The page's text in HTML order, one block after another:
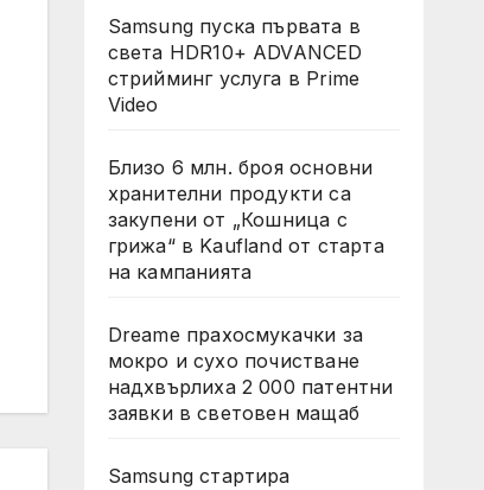
Samsung пуска първата в
света HDR10+ ADVANCED
стрийминг услуга в Prime
Video
Близо 6 млн. броя основни
хранителни продукти са
закупени от „Кошница с
грижа“ в Kaufland от старта
на кампанията
Dreame прахосмукачки за
мокро и сухо почистване
надхвърлиха 2 000 патентни
заявки в световен мащаб
Samsung стартира